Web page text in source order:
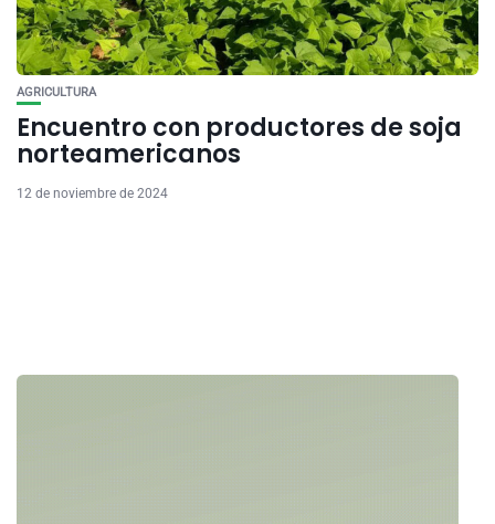
AGRICULTURA
Encuentro con productores de soja
norteamericanos
12 de noviembre de 2024